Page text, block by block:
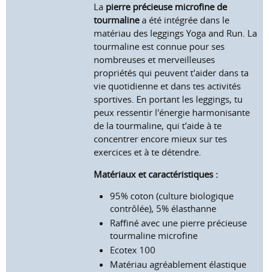
La pierre précieuse microfine de
tourmalinea été intégrée dans le
matériau des leggings Yoga and Run. La
tourmaline est connue pour ses
nombreuses et merveilleuses
propriétés qui peuvent t'aider dans ta
vie quotidienne et dans tes activités
sportives. En portant les leggings, tu
peux ressentir l'énergie harmonisante
de la tourmaline, qui t'aide à te
concentrer encore mieux sur tes
exercices et à te détendre.
Matériaux et caractéristiques :
95% coton (culture biologique
contrôlée), 5% élasthanne
Raffiné avec une pierre précieuse
tourmaline microfine
Ecotex 100
Matériau agréablement élastique